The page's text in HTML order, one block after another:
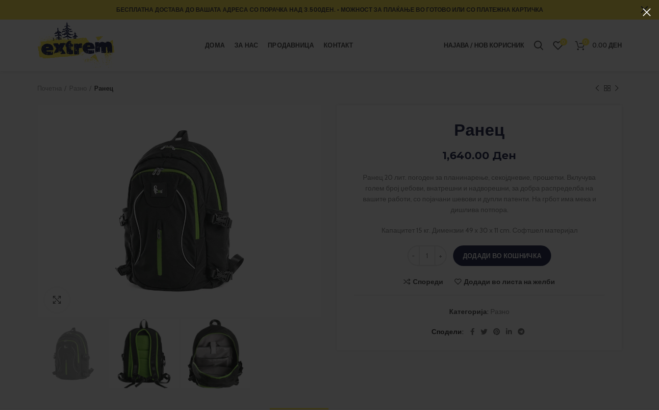
ДОМА ЗА НАС ПРОДАВНИЦА КОНТАКТ НАЈАВА / НОВ КОРИСНИК 0 0 0.00 ДЕН
Ранец
Ранец
1,640.00 Ден
Ранец 20 лит. погоден за планинарење, секојдневие, прошетки. Вклучува
голем број џебови, внатрешни и надворешни, за добра распределба на
вашите работи, со појачани шевови и дупли патенти. На грбот има мека и
дишлива потпора.
Капацитет 15 кг. Димензии 49 x 30 x 11 cm. Софтшел материјал
ДОДАДИ ВО КОШНИЧКА
Спореди Додади во листа на желби
Категорија: Разно
Сподели
БЕСПЛАТНА ДОСТАВА ДО ВАШАТА АДРЕСА СО ПОРАЧКА НАД 3.500ДЕН. • МОЖНОСТ ЗА ПЛАЌАЊЕ ВО ГОТОВО ИЛИ СО ПЛАТЕЖНА КАРТИЧКА